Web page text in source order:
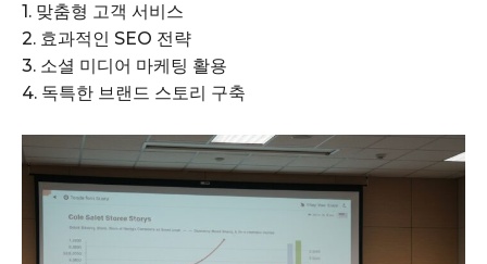
1. 맞춤형 고객 서비스
2. 효과적인 SEO 전략
3. 소셜 미디어 마케팅 활용
4. 독특한 브랜드 스토리 구축